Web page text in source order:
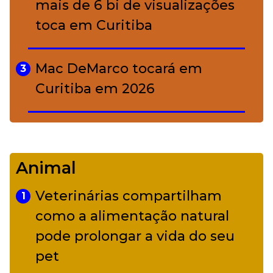
mais de 6 bi de visualizações
toca em Curitiba
3
Mac DeMarco tocará em
Curitiba em 2026
Camerata tem repertório
diverso a partir de R$ 17
Adriana Calcanhotto retoma
alter ego infantil para show em
Curitiba
Animal
1
Veterinárias compartilham
como a alimentação natural
pode prolongar a vida do seu
pet